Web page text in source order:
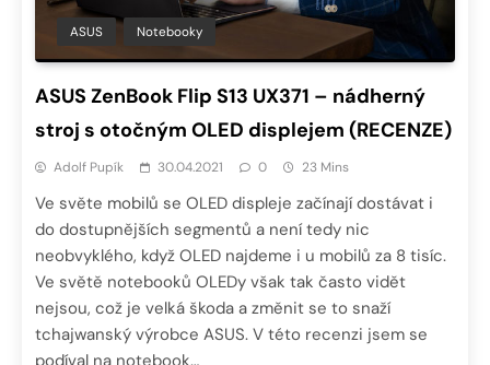
ASUS Notebooky
ASUS ZenBook Flip S13 UX371 – nádherný
stroj s otočným OLED displejem (RECENZE)
Adolf Pupík 30.04.2021 0 23 Mins
Ve světe mobilů se OLED displeje začínají dostávat i
do dostupnějších segmentů a není tedy nic
neobvyklého, když OLED najdeme i u mobilů za 8 tisíc.
Ve světě notebooků OLEDy však tak často vidět
nejsou, což je velká škoda a změnit se to snaží
tchajwanský výrobce ASUS. V této recenzi jsem se
podíval na notebook…